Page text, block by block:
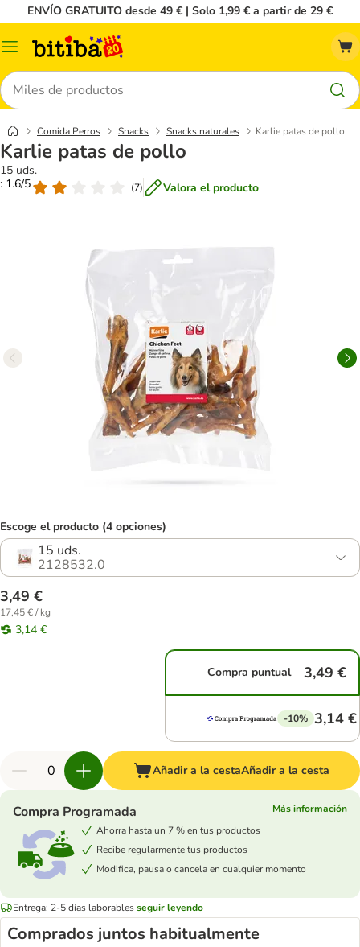
ENVÍO GRATUITO desde 49 € | Solo 1,99 € a partir de 29 €
Menú
Buscar
Comida Perros Snacks Snacks naturales Karlie patas de pollo
Karlie patas de pollo
15 uds.
: 1.6/5
(7) Valora el producto
Escoge el producto (4 opciones)
15 uds.
2128532.0
3,49 €
17,45 € / kg
3,14 €
Compra puntual 3,49 €
-10% 3,14 €
Añadir a la cestaAñadir a la cesta
Compra Programada
Más información
Ahorra hasta un 7 % en tus productos
Recibe regularmente tus productos
Modifica, pausa o cancela en cualquier momento
Entrega: 2-5 días laborablesseguir leyendo
Comprados juntos habitualmente